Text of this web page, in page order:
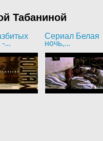
Табаниной
...
Сериал Белая
ночь,...